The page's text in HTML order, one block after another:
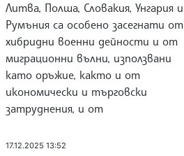
Литва, Полша, Словакия, Унгария и
Румъния са особено засегнати от
хибридни военни дейности и от
миграционни вълни, използвани
като оръжие, както и от
икономически и търговски
затруднения, и от
17.12.2025 13:52